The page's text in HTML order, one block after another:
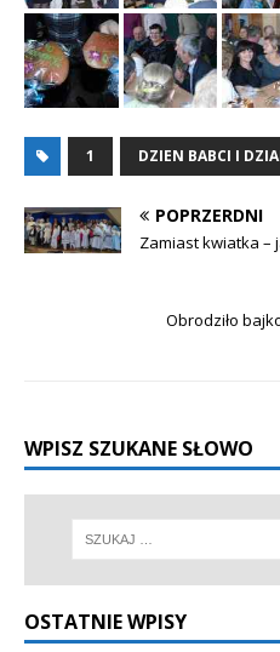
1 DZIEN BABCI I
POPRZERDNI
Zamiast kwiatka –
Obrodziło
WPISZ SZUKANE SŁOWO
OSTATNIE WPISY